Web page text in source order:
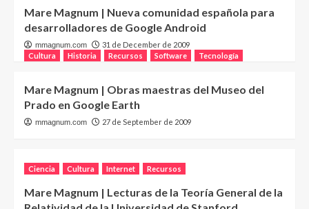
Mare Magnum | Nueva comunidad española para
desarrolladores de Google Android
mmagnum.com
31 de December de 2009
Cultura
Historia Recursos Software Tecnología
Mare Magnum | Obras maestras del Museo del
Prado en Google Earth
mmagnum.com 27 de September de 2009
Ciencia Cultura Internet Recursos
Mare Magnum | Lecturas de la Teoría General de la